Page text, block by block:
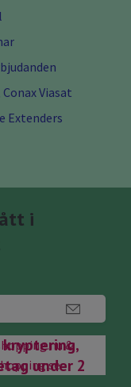
Viasat
Extenders
i
rätt
kryptering,
under 2